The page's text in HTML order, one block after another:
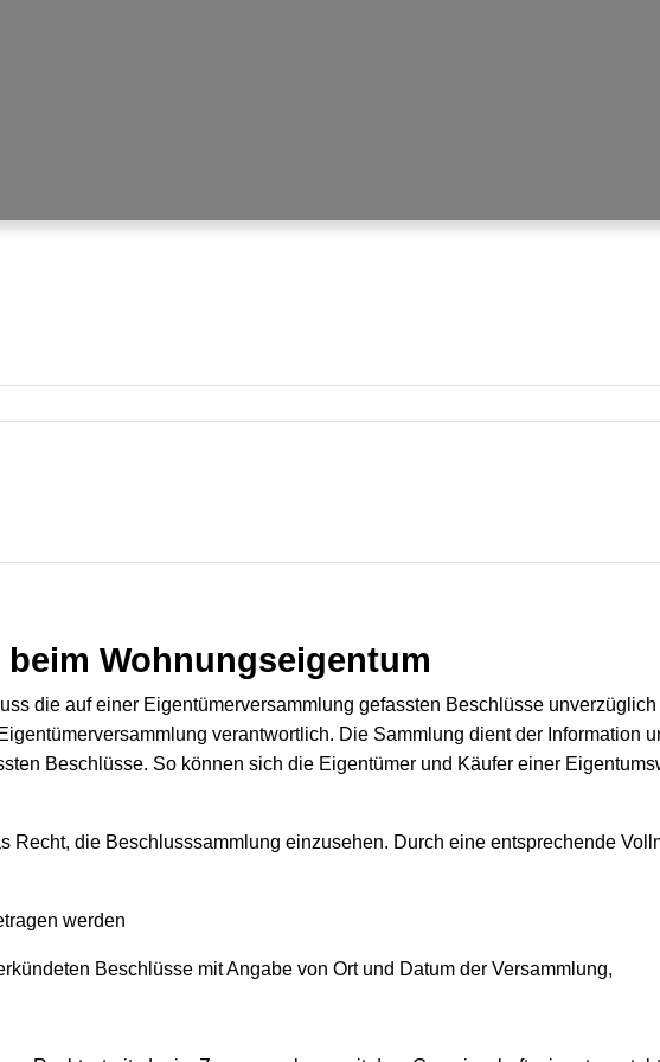
Wohnungseigentum
die auf einer Eigentümerversammlung gefassten Beschlüsse
verantwortlich. Die Sammlung dient der Information
Beschlüsse. So können sich die Eigentümer und Käufer einer
Recht, die Beschlusssammlung einzusehen. Durch eine entsprechende
werden
Beschlüsse mit Angabe von Ort und Datum der Versammlung,